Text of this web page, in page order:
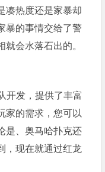
凑热度还是家暴却
暴的事情交给了警
会水落石出的。
开发，提供了丰富
家的需求，您可以
是、奥马哈扑克还
，现在就通过红龙